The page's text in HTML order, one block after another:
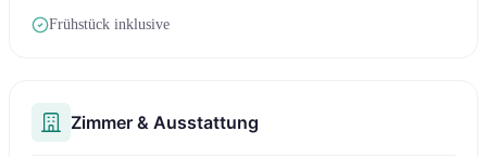
Frühstück inklusive
Zimmer & Ausstattung